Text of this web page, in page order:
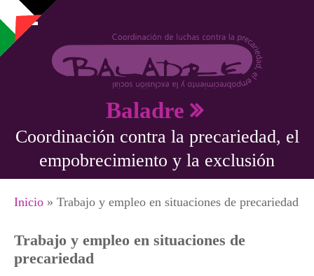
Pasar al contenido principal
Baladre
Coordinación contra la precariedad, el
empobrecimiento y la exclusión
Se encuentra usted aquí
Inicio » Trabajo y empleo en situaciones de precariedad
Trabajo y empleo en situaciones de
precariedad